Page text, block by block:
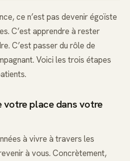
ce n’est pas devenir égoïste
C’est apprendre à rester
C’est passer du rôle de
Voici les trois étapes
votre place dans votre
à vivre à travers les
à vous. Concrètement,